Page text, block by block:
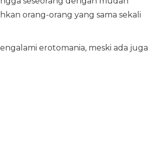
orang-orang yang sama sekali
erotomania, meski ada juga